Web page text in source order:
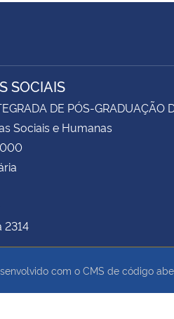
SOCIAIS
DE PÓS-GRADUAÇÃO
Sociais e Humanas
2314
com o CMS de código